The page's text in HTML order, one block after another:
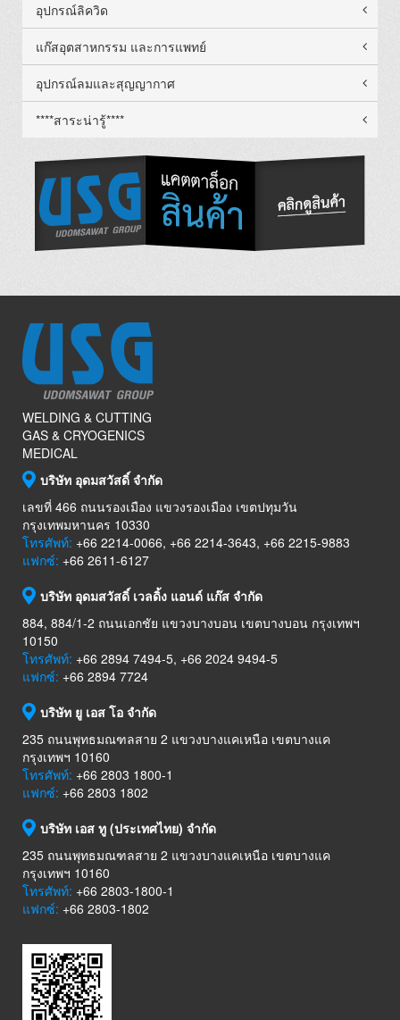
อุปกรณ์ลิควิด
แก๊สอุตสาหกรรม และการแพทย์
อุปกรณ์ลมและสุญญากาศ
****สาระน่ารู้****
WELDING & CUTTING
GAS & CRYOGENICS
MEDICAL
บริษัท อุดมสวัสดิ์ จำกัด
เลขที่ 466 ถนนรองเมือง แขวงรองเมือง เขตปทุมวัน
กรุงเทพมหานคร 10330
โทรศัพท์: +66 2214-0066, +66 2214-3643, +66 2215-9883
แฟกซ์: +66 2611-6127
บริษัท อุดมสวัสดิ์ เวลดิ้ง แอนด์ แก๊ส จำกัด
884, 884/1-2 ถนนเอกชัย แขวงบางบอน เขตบางบอน กรุงเทพฯ
10150
โทรศัพท์: +66 2894 7494-5, +66 2024 9494-5
แฟกซ์: +66 2894 7724
บริษัท ยู เอส โอ จำกัด
235 ถนนพุทธมณฑลสาย 2 แขวงบางแคเหนือ เขตบางแค
กรุงเทพฯ 10160
โทรศัพท์: +66 2803 1800-1
แฟกซ์: +66 2803 1802
บริษัท เอส ทู (ประเทศไทย) จำกัด
235 ถนนพุทธมณฑลสาย 2 แขวงบางแคเหนือ เขตบางแค
กรุงเทพฯ 10160
โทรศัพท์: +66 2803-1800-1
แฟกซ์: +66 2803-1802